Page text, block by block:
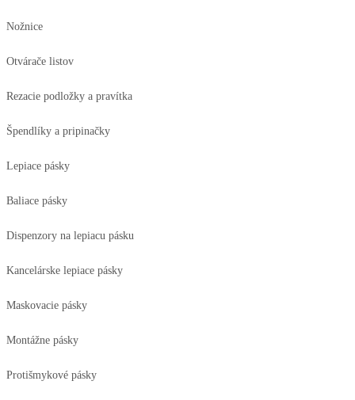
Nožnice
Otvárače listov
Rezacie podložky a pravítka
Špendlíky a pripinačky
Lepiace pásky
Baliace pásky
Dispenzory na lepiacu pásku
Kancelárske lepiace pásky
Maskovacie pásky
Montážne pásky
Protišmykové pásky